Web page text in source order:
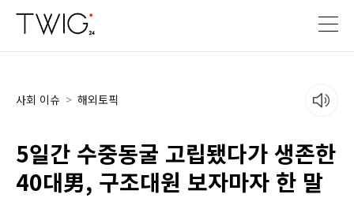
사회 이슈 > 해외토픽
5일간 수중동굴 고립됐다가 생존한
40대男, 구조대원 보자마자 한 말